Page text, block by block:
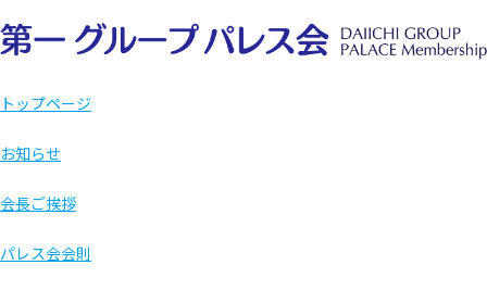
トップページ
お知らせ
会長ご挨拶
パレス会会則